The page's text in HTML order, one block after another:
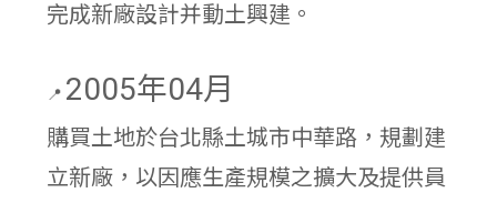
完成新廠設計并動土興建。
📍 2005年04月
購買土地於台北縣土城市中華路，規劃建
立新廠，以因應生產規模之擴大及提供員